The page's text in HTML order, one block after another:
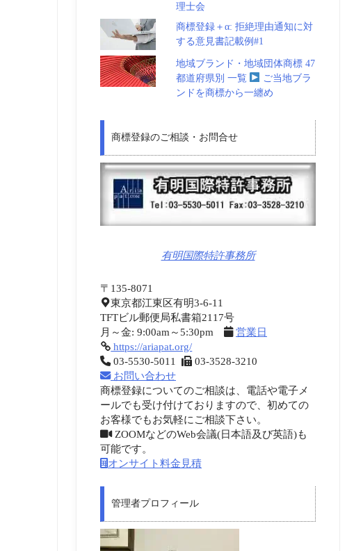
理士会
商標登録＋α: 拒絶理由通知に対
する意見書記載例#1
地域ブランド・地域団体商標 47
都道府県別 一覧
ご当地ブラ
ンドを商標から一纏め
商標登録のご相談・お問合せ
有明国際特許事務所
〒135-8071
東京都江東区有明3-6-11
TFTビル郵便局私書箱2117号
月～金: 9:00am～5:30pm
営業日
https://ariapat.org/
03-5530-5011
03-3528-3210
お問い合わせ
商標登録についてのご相談は、電話や電子メ
ールでも受け付けておりますので、初めての
お客様でもお気軽にご相談下さい。
ZOOMなどのWeb会議(日本語及び英語)も
可能です。
オンサイト料金見積
管理者プロフィール